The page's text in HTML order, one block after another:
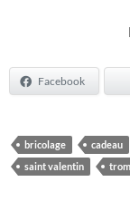
Facebook
bricolage cadeau
saint valentin